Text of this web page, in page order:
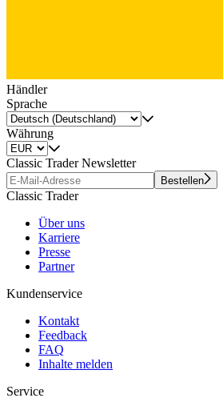
Händler
Sprache
Währung
Classic Trader Newsletter
Bestellen
Classic Trader
Über uns
Karriere
Presse
Partner
Kundenservice
Kontakt
Feedback
FAQ
Inhalte melden
Service